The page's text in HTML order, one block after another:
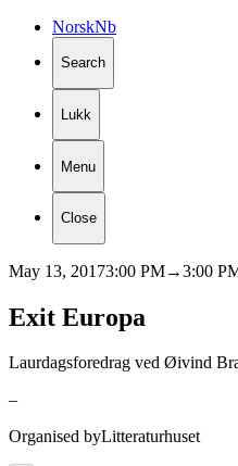
NorskNb
Search
Lukk
Menu
Close
May 13, 20173:00 PM→3:00
Exit Europa
Laurdagsforedrag ved Øivind
–
Organised byLitteraturhuset